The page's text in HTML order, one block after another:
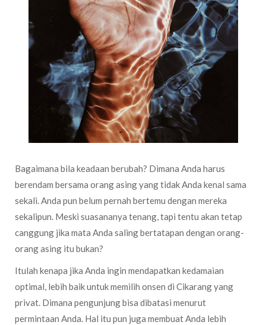
Bagaimana bila keadaan berubah? Dimana Anda harus
berendam bersama orang asing yang tidak Anda kenal sama
sekali. Anda pun belum pernah bertemu dengan mereka
sekalipun. Meski suasananya tenang, tapi tentu akan tetap
canggung jika mata Anda saling bertatapan dengan orang-
orang asing itu bukan?
Itulah kenapa jika Anda ingin mendapatkan kedamaian
optimal, lebih baik untuk memilih onsen di Cikarang yang
privat. Dimana pengunjung bisa dibatasi menurut
permintaan Anda. Hal itu pun juga membuat Anda lebih